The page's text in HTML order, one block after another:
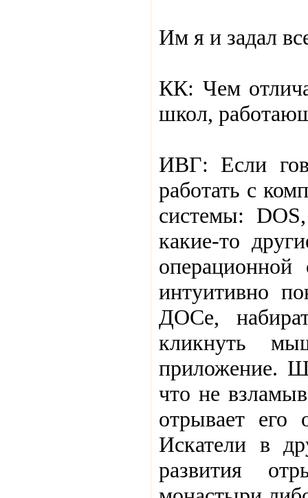
Им я и задал
КК: Чем
школ,
ИВГ: Если
работать с
системы:
какие-то
интуитивно
ДОСе,
кликнуть
приложение.
что не
отрывает его
Искатели в
развития